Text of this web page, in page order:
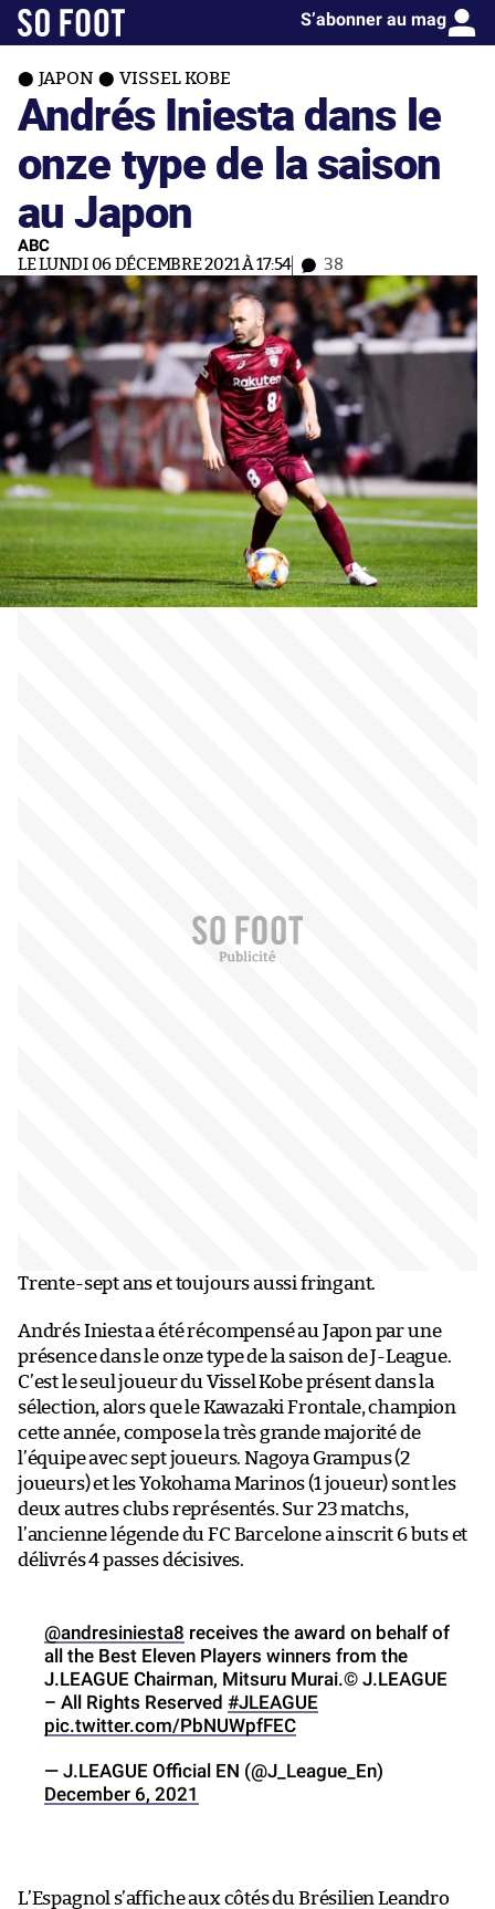
S’abonner au mag
JAPON VISSEL KOBE
Andrés Iniesta dans le
onze type de la saison
au Japon
ABC
LE LUNDI 06 DÉCEMBRE 2021 À 17:54 38
Trente-sept ans et toujours aussi fringant.
Andrés Iniesta a été récompensé au Japon par une
présence dans le onze type de la saison de J-League.
C’est le seul joueur du Vissel Kobe présent dans la
sélection, alors que le Kawazaki Frontale, champion
cette année, compose la très grande majorité de
l’équipe avec sept joueurs. Nagoya Grampus (2
joueurs) et les Yokohama Marinos (1 joueur) sont les
deux autres clubs représentés. Sur 23 matchs,
l’ancienne légende du FC Barcelone a inscrit 6 buts et
délivrés 4 passes décisives.
@andresiniesta8 receives the award on behalf of
all the Best Eleven Players winners from the
J.LEAGUE Chairman, Mitsuru Murai.© J.LEAGUE
– All Rights Reserved #JLEAGUE
pic.twitter.com/PbNUWpfFEC
— J.LEAGUE Official EN (@J_League_En)
December 6, 2021
L’Espagnol s’affiche aux côtés du Brésilien Leandro